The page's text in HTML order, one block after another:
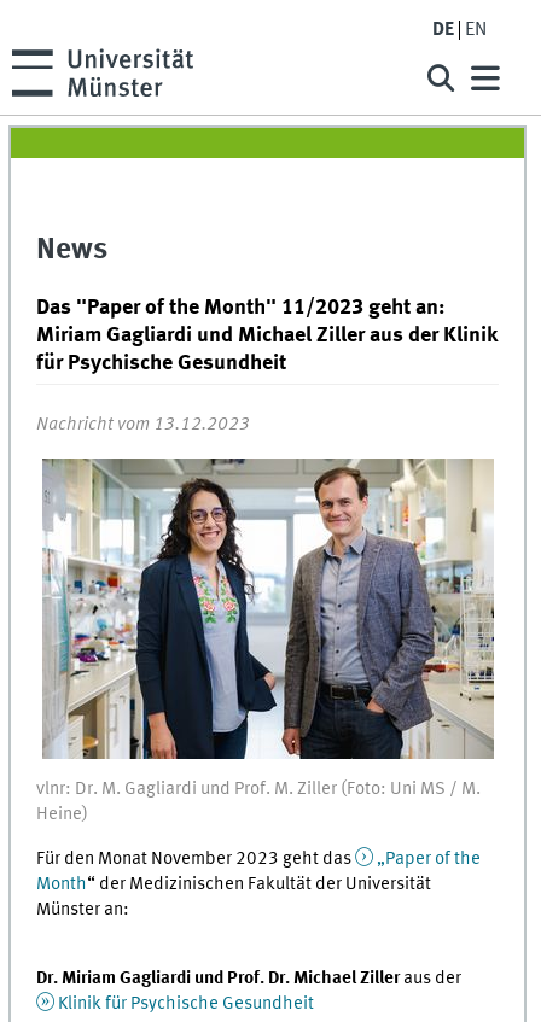
DE EN
News
Das "Paper of the Month" 11/2023 geht an:
Miriam Gagliardi und Michael Ziller aus der Klinik
für Psychische Gesundheit
Nachricht vom 13.12.2023
vlnr: Dr. M. Gagliardi und Prof. M. Ziller (Foto: Uni MS / M.
Heine)
Für den Monat November 2023 geht das
„Paper of the
Month“ der Medizinischen Fakultät der Universität
Münster an:
Dr. Miriam Gagliardi und Prof. Dr. Michael Zilleraus der
Klinik für Psychische Gesundheit